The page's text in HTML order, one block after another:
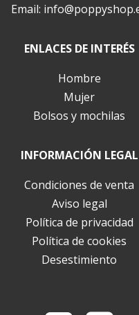
Email:
ENLACES DE INTERÉS
Hombre
Mujer
Bolsos y mochilas
INFORMACIÓN LEGAL
Condiciones de venta
Aviso legal
Política de privacidad
Política de cookies
Desestimiento